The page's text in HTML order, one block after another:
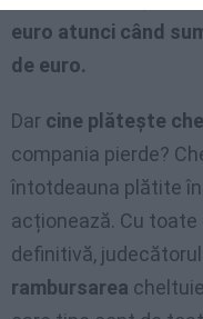
euro atunci când
de euro.
Dar cine plătește
compania pierde?
întotdeauna plătite
acționează. Cu
definitivă, judecătorul
rambursarea